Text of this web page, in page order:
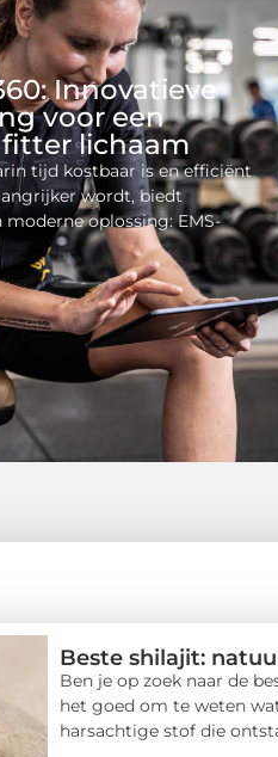
Innovatieve
voor een
lichaam
tijd kostbaar is en efficiënt
wordt, biedt
oplossing: EMS-
Beste shilajit:
Ben je op zoek naar de
het goed om te weten
harsachtige stof die